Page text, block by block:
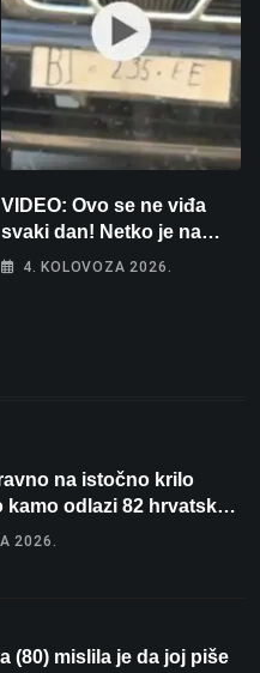
VIDEO: Ovo se ne viđa
svaki dan! Netko je na
auto stavio – ručno
4. KOLOVOZA 2026.
na istočno krilo
kamo odlazi 82 hrvatska
2026.
(80) mislila je da joj piše